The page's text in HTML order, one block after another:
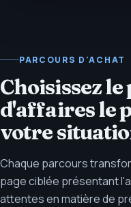
PARCOURS D'ACHAT
Choisissez
d'affaires le
votre
Chaque parcours
page ciblée présentant
attentes en matière de